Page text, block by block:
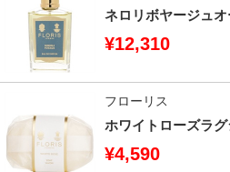
ネロリボヤージュ
¥12,310
フローリス
ホワイトローズラ
¥4,590